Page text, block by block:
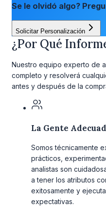
Se le olvidó algo?
Solicitar Personalización
¿Por Qué
Nuestro equipo experto de
completo y resolverá
antes y después de la
La Gente
Somos técnicamente
prácticos,
analistas son
a tener los atributos
exitosamente y
expectativas.